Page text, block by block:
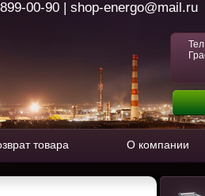
00-90 | shop-energo@mail.ru
товара О компании